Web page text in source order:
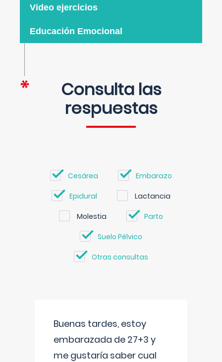
Video ejercicios
Educación Emocional
Consulta las
respuestas
Cesárea Embarazo
Epidural Lactancia
Molestia Parto
Suelo Pélvico
Otras consultas
Buenas tardes, estoy
embarazada de 27+3 y
me gustaría saber cual